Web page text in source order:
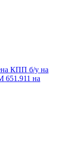
КПП б/у на
651.911 на